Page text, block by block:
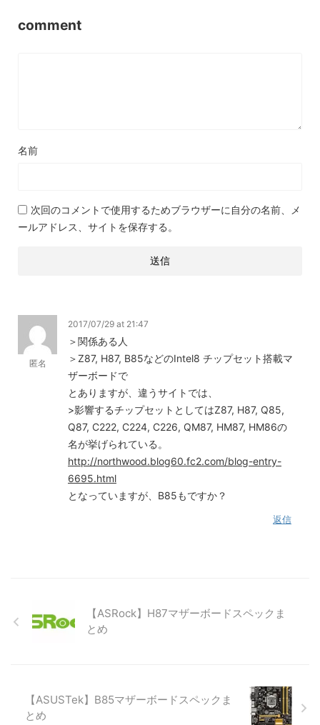
comment
名前
次回のコメントで使用するためブラウザーに自分の名前、メ
ールアドレス、サイトを保存する。
匿名
2017/07/29 at 21:47
＞関係ある人
＞Z87, H87, B85などのIntel8 チップセット搭載マ
ザーボードで
とありますが、違うサイトでは、
>影響するチップセットとしてはZ87, H87, Q85,
Q87, C222, C224, C226, QM87, HM87, HM86の
名が挙げられている。
http://northwood.blog60.fc2.com/blog-entry-
6695.html
となっていますが、B85もですか？
返信
【ASRock】H87マザーボードスペックま
とめ
【ASUSTek】B85マザーボードスペックま
とめ